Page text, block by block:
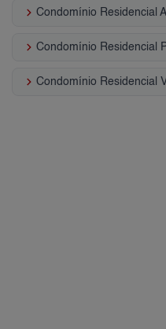
keyboard_arrow_right
keyboard_arrow_right
keyboard_arrow_right